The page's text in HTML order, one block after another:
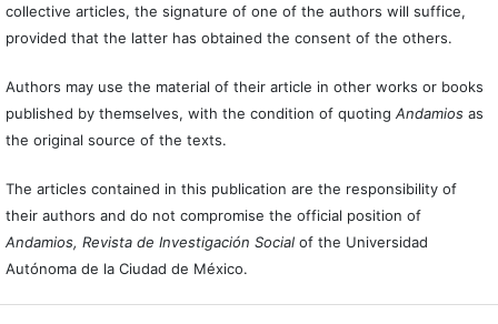
collective articles, the signature of one of the authors will suffice,
provided that the latter has obtained the consent of the others.
Authors may use the material of their article in other works or books
published by themselves, with the condition of quoting Andamiosas
the original source of the texts.
The articles contained in this publication are the responsibility of
their authors and do not compromise the official position of
Andamios, Revista de Investigación Social of the Universidad
Autónoma de la Ciudad de México.